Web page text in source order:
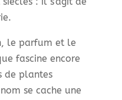
le parfum et le
fascine encore
de plantes
se cache une